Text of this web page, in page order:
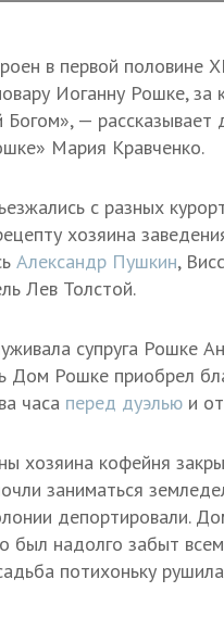
в первой половине
Иоганну Рошке,
Богом», —
Мария Кравченко.
с разных
хозяина
Александр Пушкин,
Лев Толстой.
супруга Рошке
Дом Рошке приобрел
часа перед дуэлью и
хозяина кофейня
заниматься
депортировали.
был надолго забыт
потихоньку